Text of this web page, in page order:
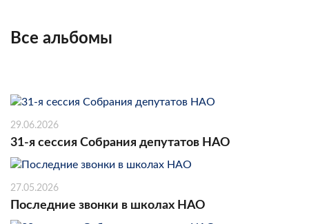
Все альбомы
29.06.2026
31-я сессия Собрания депутатов НАО
27.05.2026
Последние звонки в школах НАО